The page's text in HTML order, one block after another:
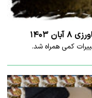
۱۴۰۳
کمی همراه شد.